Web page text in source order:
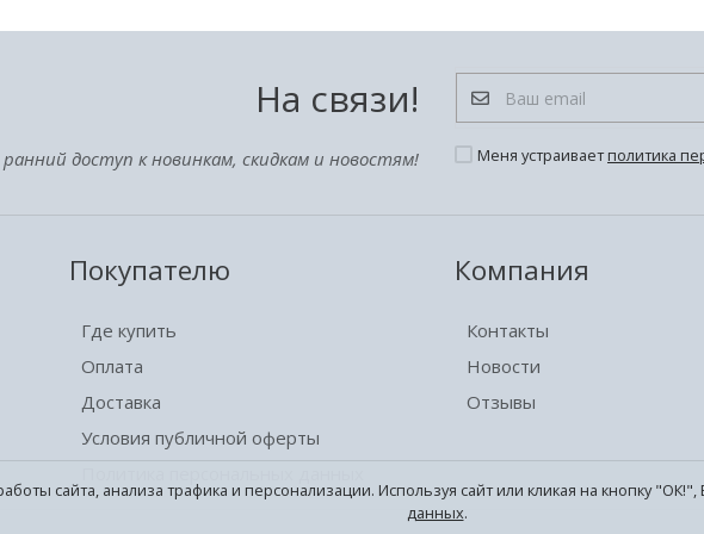
На связи!
доступ к новинкам, скидкам и новостям! Меня устраиваетполитика
Покупателю
Где купить
Оплата
Доставка
Условия публичной оферты
Компания
Контакты
Новости
Отзывы
сайта, анализа трафика и персонализации. Используя сайт или кликая на кнопку
данных.